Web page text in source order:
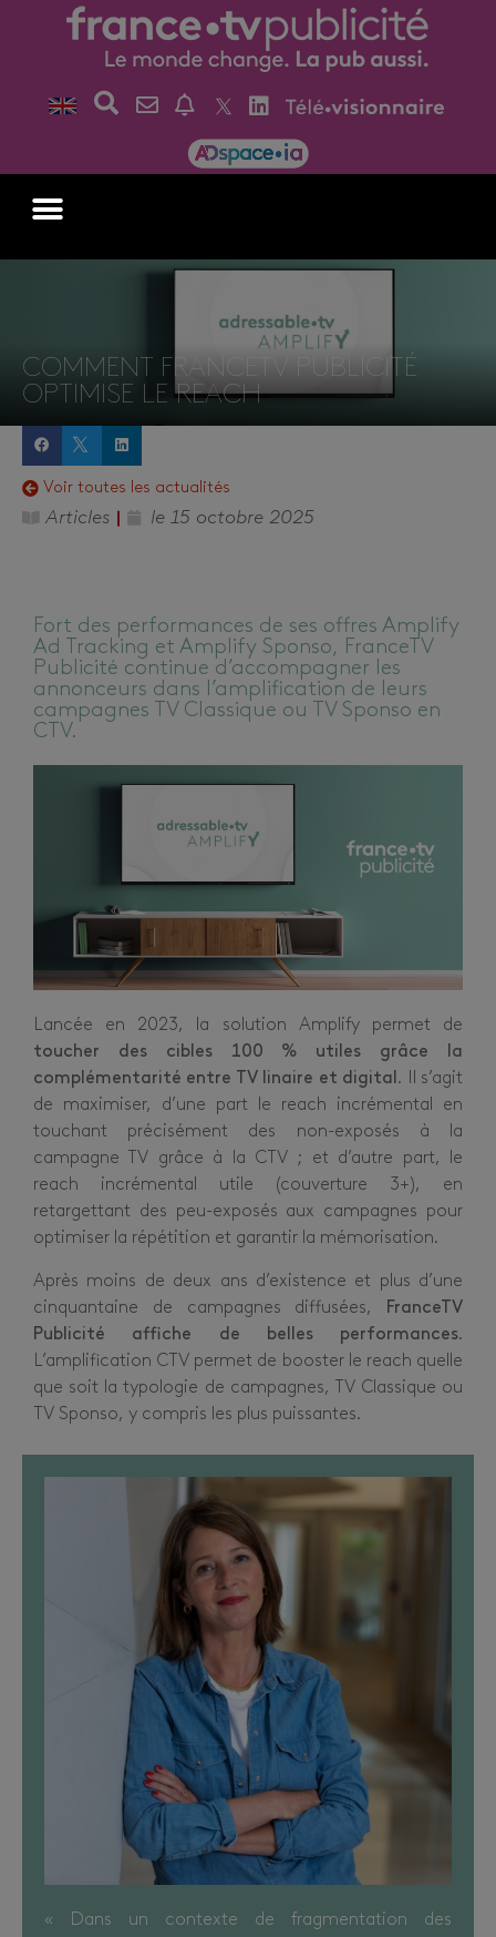
COMMENT FRANCETV PUBLICITÉ
OPTIMISE LE REACH
Voir toutes les actualités
Articles le 15 octobre 2025
Fort des performances de ses offres Amplify
Ad Tracking et Amplify Sponso, FranceTV
Publicité continue d’accompagner les
annonceurs dans l’amplification de leurs
campagnes TV Classique ou TV Sponso en
CTV.
Lancée en 2023, la solution Amplify permet de
toucher des cibles 100 % utiles grâce la
complémentarité entre TV linaire et digital. Il s’agit
de maximiser, d’une part le reach incrémental en
touchant précisément des non-exposés à la
campagne TV grâce à la CTV ; et d’autre part, le
reach incrémental utile (couverture 3+), en
retargettant des peu-exposés aux campagnes pour
optimiser la répétition et garantir la mémorisation.
Après moins de deux ans d’existence et plus d’une
cinquantaine de campagnes diffusées,
FranceTV
Publicité affiche de belles performances.
L’amplification CTV permet de booster le reach quelle
que soit la typologie de campagnes, TV Classique ou
TV Sponso, y compris les plus puissantes.
« Dans un contexte de fragmentation des